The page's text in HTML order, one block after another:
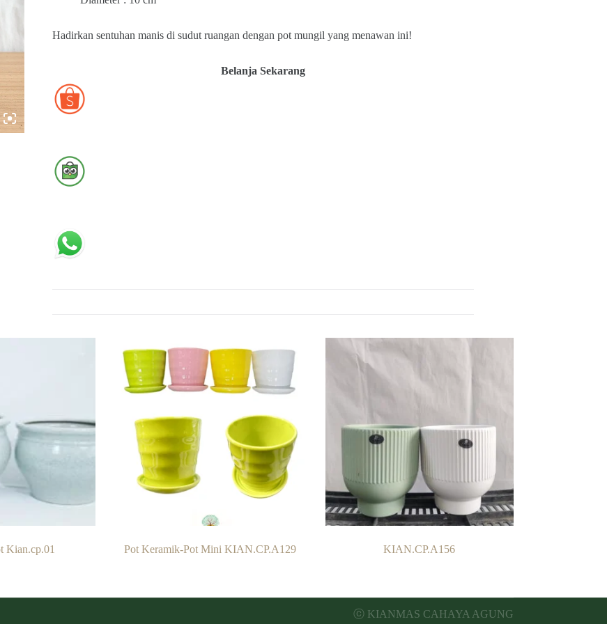
Hadirkan sentuhan manis di sudut ruangan dengan pot mungil yang menawan ini!
Belanja Sekarang
Kian.cp.01 Pot Keramik-Pot Mini KIAN.CP.A129 KIAN.CP.A156
ⓒ KIANMAS CAHAYA AGUNG